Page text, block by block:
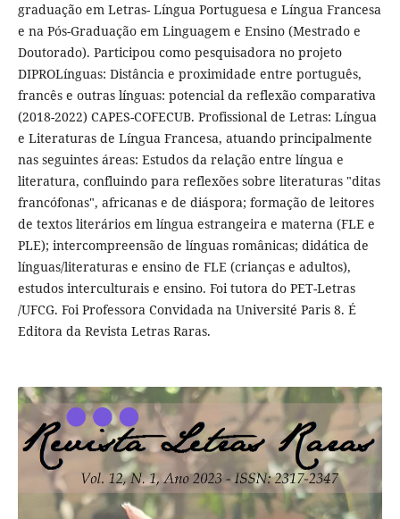
graduação em Letras- Língua Portuguesa e Língua Francesa
e na Pós-Graduação em Linguagem e Ensino (Mestrado e
Doutorado). Participou como pesquisadora no projeto
DIPROLínguas: Distância e proximidade entre português,
francês e outras línguas: potencial da reflexão comparativa
(2018-2022) CAPES-COFECUB. Profissional de Letras: Língua
e Literaturas de Língua Francesa, atuando principalmente
nas seguintes áreas: Estudos da relação entre língua e
literatura, confluindo para reflexões sobre literaturas "ditas
francófonas", africanas e de diáspora; formação de leitores
de textos literários em língua estrangeira e materna (FLE e
PLE); intercompreensão de línguas românicas; didática de
línguas/literaturas e ensino de FLE (crianças e adultos),
estudos interculturais e ensino. Foi tutora do PET-Letras
/UFCG. Foi Professora Convidada na Université Paris 8. É
Editora da Revista Letras Raras.